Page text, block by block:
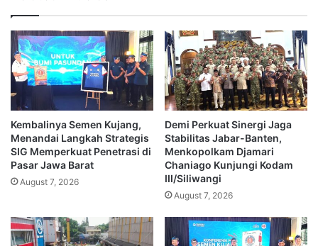
Kembalinya Semen Kujang,
Menandai Langkah Strategis
SIG Memperkuat Penetrasi di
Pasar Jawa Barat
August 7, 2026
Demi Perkuat Sinergi Jaga
Stabilitas Jabar-Banten,
Menkopolkam Djamari
Chaniago Kunjungi Kodam
III/Siliwangi
August 7, 2026